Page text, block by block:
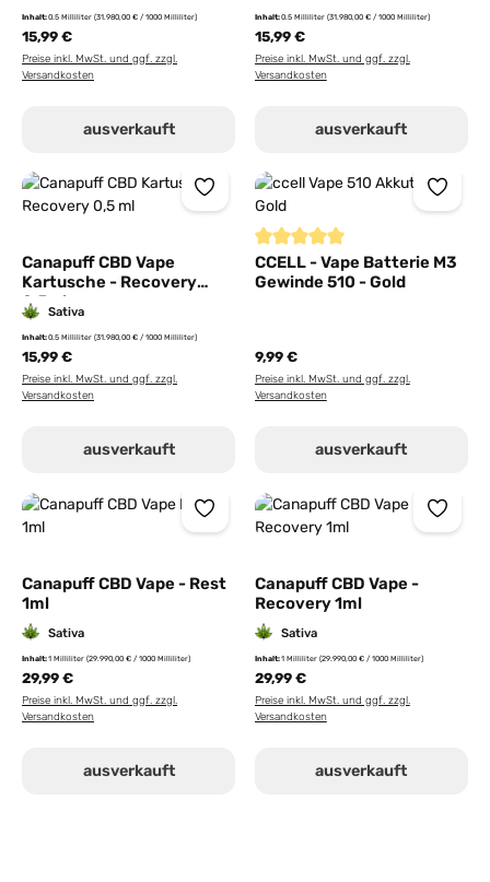
Inhalt:0.5 Milliliter (31.980,00 € / 1000 Milliliter)
15,99 €
Preise inkl. MwSt. und ggf. zzgl.
Versandkosten
ausverkauft
Inhalt:0.5 Milliliter (31.980,00 € / 1000 Milliliter)
15,99 €
Preise inkl. MwSt. und ggf. zzgl.
Versandkosten
ausverkauft
Canapuff CBD Vape
Kartusche - Recovery
0,5ml
Sativa
Inhalt:0.5 Milliliter (31.980,00 € / 1000 Milliliter)
15,99 €
Preise inkl. MwSt. und ggf. zzgl.
Versandkosten
ausverkauft
Durchschnittliche Bewertung
CCELL - Vape Batterie M3
Gewinde 510 - Gold
9,99 €
Preise inkl. MwSt. und ggf. zzgl.
Versandkosten
ausverkauft
Canapuff CBD Vape - Rest
1ml
Sativa
Inhalt:1 Milliliter (29.990,00 € / 1000 Milliliter)
29,99 €
Preise inkl. MwSt. und ggf. zzgl.
Versandkosten
ausverkauft
Canapuff CBD Vape -
Recovery 1ml
Sativa
Inhalt:1 Milliliter (29.990,00 € / 1000 Milliliter)
29,99 €
Preise inkl. MwSt. und ggf. zzgl.
Versandkosten
ausverkauft